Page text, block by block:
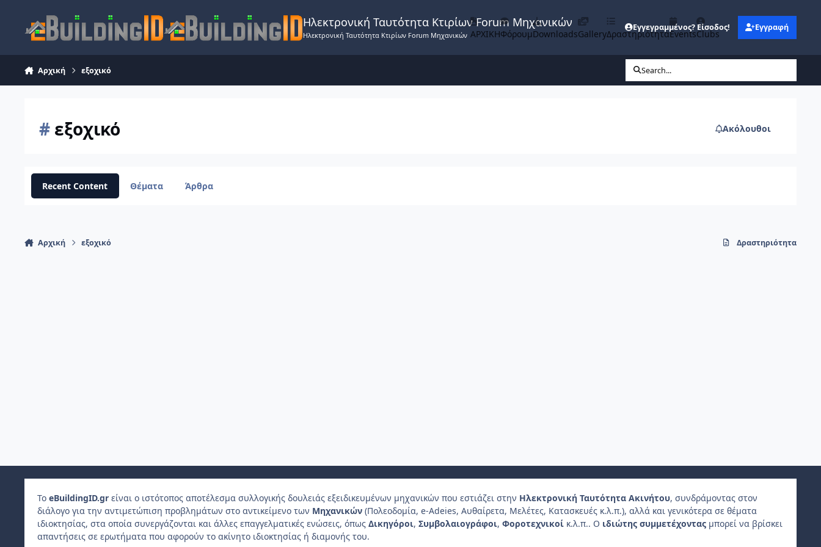
Ηλεκτρονική Ταυτότητα Κτιρίων Forum Μηχανικών
Ηλεκτρονική Ταυτότητα Κτιρίων Forum Μηχανικών ΑΡΧΙΚΗΦόρουμDownloadsGalleryΔραστηριότηταEventsClubs
Εγγεγραμμένος? Είσοδος! Εγγραφή
Αρχική εξοχικό Search...
#εξοχικό Ακόλουθοι
Recent Content Θέματα Άρθρα
Αρχική εξοχικό Δραστηριότητα
Το eBuildingID.gr είναι ο ιστότοπος αποτέλεσμα συλλογικής δουλειάς εξειδικευμένων μηχανικών που εστιάζει στην Ηλεκτρονική Ταυτότητα Ακινήτου, συνδράμοντας στον
διάλογο για την αντιμετώπιση προβλημάτων στο αντικείμενο των Μηχανικών (Πολεοδομία, e-Adeies, Αυθαίρετα, Μελέτες, Κατασκευές κ.λ.π.), αλλά και γενικότερα σε θέματα
ιδιοκτησίας, στα οποία συνεργάζονται και άλλες επαγγελματικές ενώσεις, όπως Δικηγόροι, Συμβολαιογράφοι, Φοροτεχνικοί κ.λ.π.. Ο ιδιώτης συμμετέχοντας μπορεί να βρίσκει
απαντήσεις σε ερωτήματα που αφορούν το ακίνητο ιδιοκτησίας ή διαμονής του.